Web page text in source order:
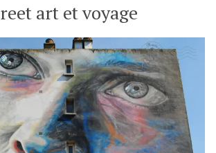
art et voyage